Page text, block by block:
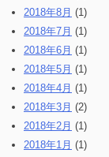
2018年8月 (1)
2018年7月 (1)
2018年6月 (1)
2018年5月 (1)
2018年4月 (1)
2018年3月 (2)
2018年2月 (1)
2018年1月 (1)